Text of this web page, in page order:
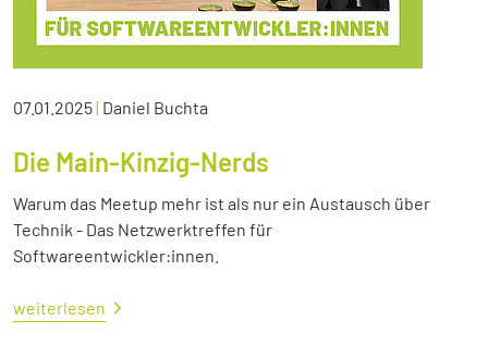
07.01.2025| Daniel Buchta
Die Main-Kinzig-Nerds
Warum das Meetup mehr ist als nur ein Austausch über
Technik - Das Netzwerktreffen für
Softwareentwickler:innen.
weiterlesen